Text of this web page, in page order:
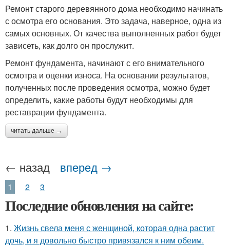
Ремонт старого деревянного дома необходимо начинать
с осмотра его основания. Это задача, наверное, одна из
самых основных. От качества выполненных работ будет
зависеть, как долго он прослужит.
Ремонт фундамента, начинают с его внимательного
осмотра и оценки износа. На основании результатов,
полученных после проведения осмотра, можно будет
определить, какие работы будут необходимы для
реставрации фундамента.
читать дальше →
← назад вперед →
1 2 3
Последние обновления на сайте:
1. Жизнь свела меня с женщиной, которая одна растит
дочь, и я довольно быстро привязался к ним обеим.